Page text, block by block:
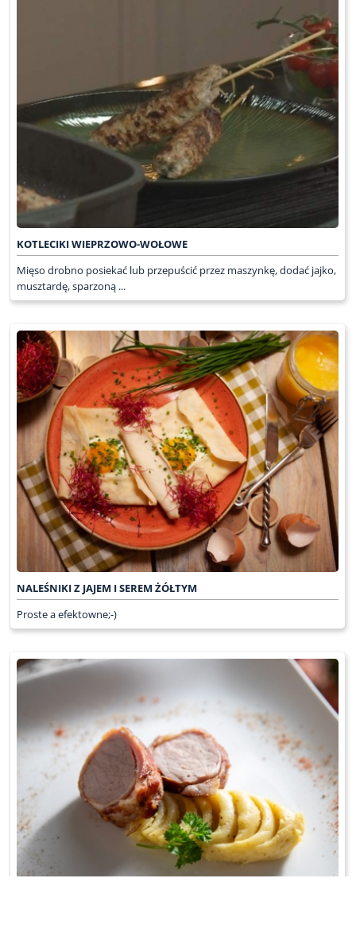
KOTLECIKI WIEPRZOWO-WOŁOWE
Mięso drobno posiekać lub przepuścić przez maszynkę, dodać jajko,
musztardę, sparzoną ...
NALEŚNIKI Z JAJEM I SEREM ŻÓŁTYM
Proste a efektowne;-)